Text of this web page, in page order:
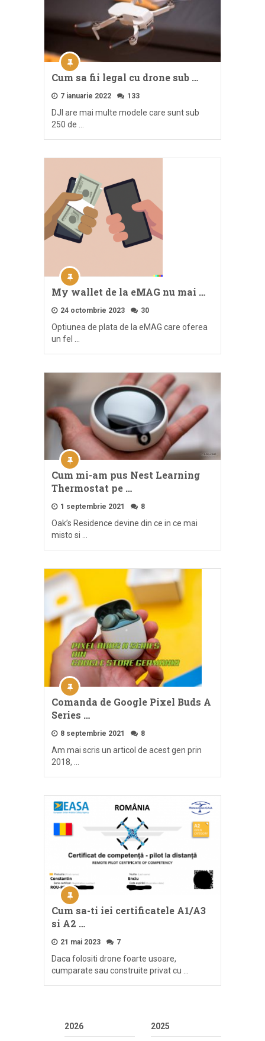
Cum sa fii legal cu drone sub …
7 ianuarie 2022 133
DJI are mai multe modele care sunt sub
250 de …
My wallet de la eMAG nu mai …
24 octombrie 2023 30
Optiunea de plata de la eMAG care oferea
un fel …
Cum mi-am pus Nest Learning
Thermostat pe …
1 septembrie 2021 8
Oak’s Residence devine din ce in ce mai
misto si …
Comanda de Google Pixel Buds A
Series …
8 septembrie 2021 8
Am mai scris un articol de acest gen prin
2018, …
Cum sa-ti iei certificatele A1/A3
si A2 …
21 mai 2023 7
Daca folositi drone foarte usoare,
cumparate sau construite privat cu …
2026 2025